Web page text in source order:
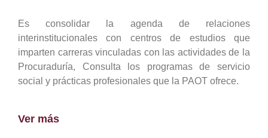
Es consolidar la agenda de relaciones
interinstitucionales con centros de estudios que
imparten carreras vinculadas con las actividades de la
Procuraduría, Consulta los programas de servicio
social y prácticas profesionales que la PAOT ofrece.
Ver más